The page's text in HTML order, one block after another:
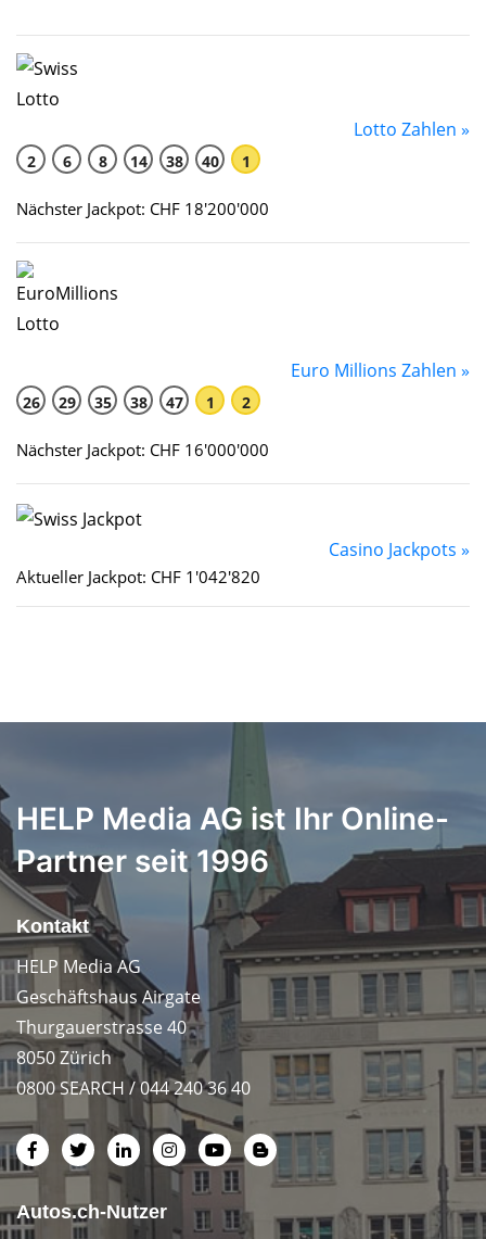
Lotto Zahlen »
2 6 8 14 38 40 1
Nächster Jackpot: CHF 18'200'000
Euro Millions Zahlen »
26 29 35 38 47 1 2
Nächster Jackpot: CHF 16'000'000
Casino Jackpots »
Aktueller Jackpot: CHF 1'042'820
HELP Media AG ist Ihr Online-
Partner seit 1996
Kontakt
HELP Media AG
Geschäftshaus Airgate
Thurgauerstrasse 40
8050 Zürich
0800 SEARCH / 044 240 36 40
Autos.ch-Nutzer